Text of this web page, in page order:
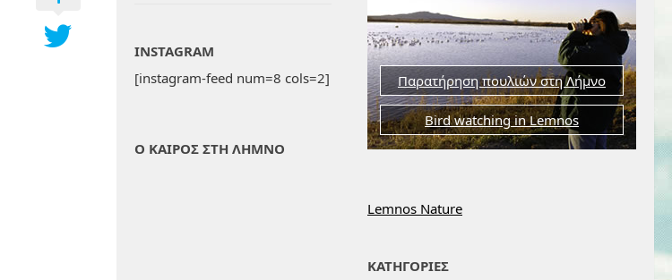
Παρατήρηση πουλιών στη Λήμνο
Bird watching in Lemnos
Lemnos Nature
ΚΑΤΗΓΟΡΙΕΣ
INSTAGRAM
[instagram-feed num=8 cols=2]
Ο ΚΑΙΡΟΣ ΣΤΗ ΛΗΜΝΟ